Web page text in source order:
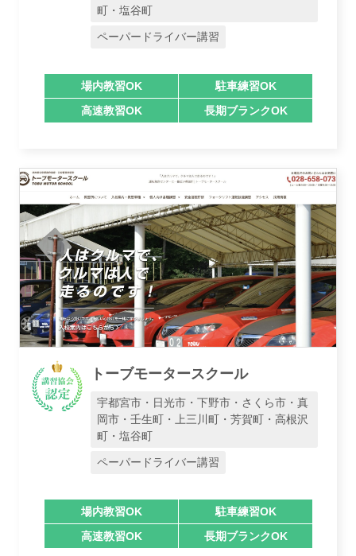
町・塩谷町
ペーパードライバー講習
場内教習OK
駐車練習OK
高速教習OK
長期ブランクOK
トーブモータースクール
宇都宮市・日光市・下野市・さくら市・真
岡市・壬生町・上三川町・芳賀町・高根沢
町・塩谷町
ペーパードライバー講習
場内教習OK
駐車練習OK
高速教習OK
長期ブランクOK